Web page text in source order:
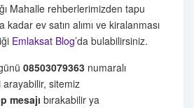
Mahalle rehberlerimizden tapu
kadar ev satın alımı ve kiralanması
Emlaksat Blog’da bulabilirsiniz.
08503079363 numaralı
sitemiz
mesajı bırakabilir ya